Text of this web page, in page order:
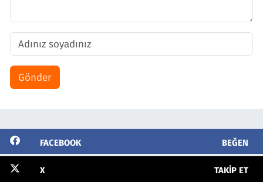
Gönder
FACEBOOK BEĞEN
X TAKIP ET